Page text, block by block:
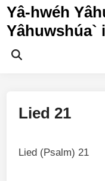
Ga
naar
inhoud
Yâ-hwéh
Yâhuwshúa`
Zoeken
Lied 21
Lied (Psalm) 21